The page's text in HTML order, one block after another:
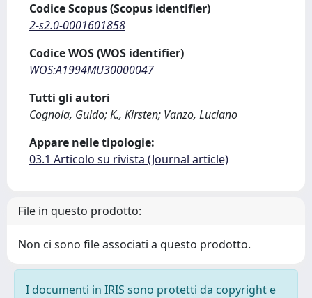
Codice Scopus (Scopus identifier)
2-s2.0-0001601858
Codice WOS (WOS identifier)
WOS:A1994MU30000047
Tutti gli autori
Cognola, Guido; K., Kirsten; Vanzo, Luciano
Appare nelle tipologie:
03.1 Articolo su rivista (Journal article)
File in questo prodotto:
Non ci sono file associati a questo prodotto.
I documenti in IRIS sono protetti da copyright e